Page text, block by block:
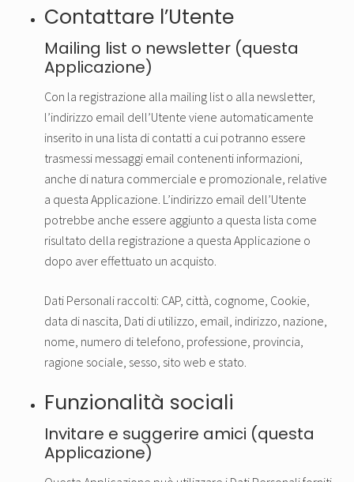
Contattare l’Utente
Mailing list o newsletter (questa
Applicazione)
Con la registrazione alla mailing list o alla newsletter,
l’indirizzo email dell’Utente viene automaticamente
inserito in una lista di contatti a cui potranno essere
trasmessi messaggi email contenenti informazioni,
anche di natura commerciale e promozionale, relative
a questa Applicazione. L’indirizzo email dell’Utente
potrebbe anche essere aggiunto a questa lista come
risultato della registrazione a questa Applicazione o
dopo aver effettuato un acquisto.
Dati Personali raccolti: CAP, città, cognome, Cookie,
data di nascita, Dati di utilizzo, email, indirizzo, nazione,
nome, numero di telefono, professione, provincia,
ragione sociale, sesso, sito web e stato.
Funzionalità sociali
Invitare e suggerire amici (questa
Applicazione)